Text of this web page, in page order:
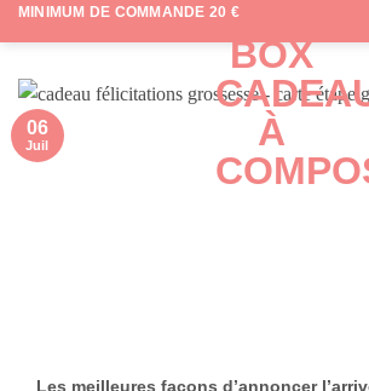
MINIMUM DE COMMANDE 20 €
Les meilleures façons d’annoncer
06
Juil